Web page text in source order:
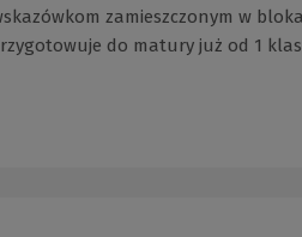
zamieszczonym w
do matury już od 1